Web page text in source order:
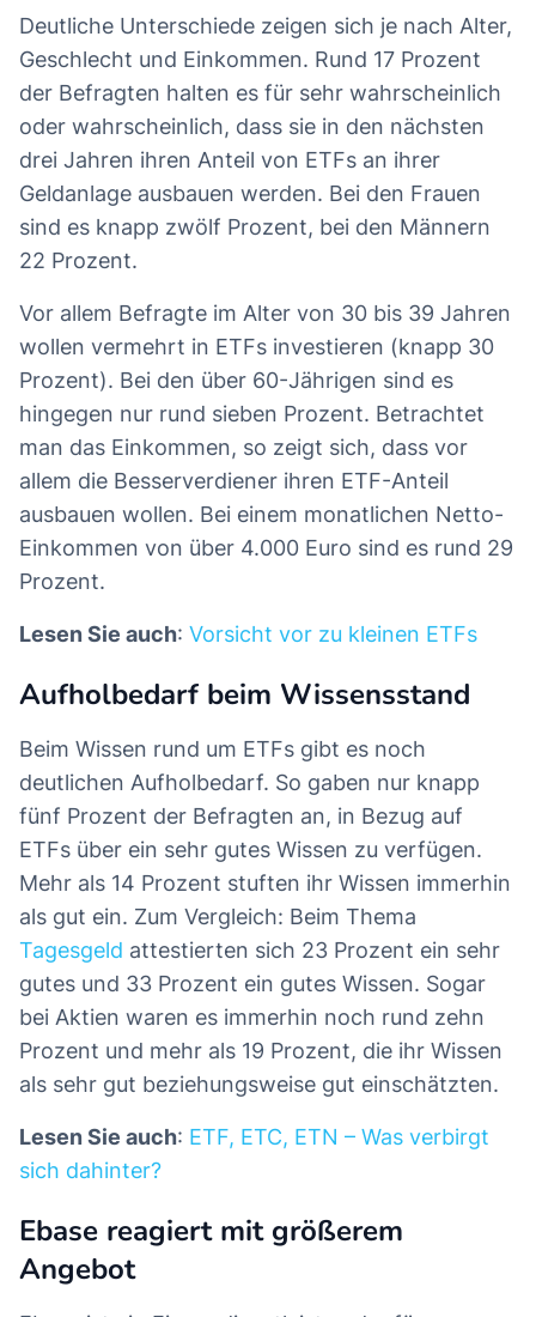
Deutliche Unterschiede zeigen sich je nach Alter,
Geschlecht und Einkommen. Rund 17 Prozent
der Befragten halten es für sehr wahrscheinlich
oder wahrscheinlich, dass sie in den nächsten
drei Jahren ihren Anteil von ETFs an ihrer
Geldanlage ausbauen werden. Bei den Frauen
sind es knapp zwölf Prozent, bei den Männern
22 Prozent.
Vor allem Befragte im Alter von 30 bis 39 Jahren
wollen vermehrt in ETFs investieren (knapp 30
Prozent). Bei den über 60-Jährigen sind es
hingegen nur rund sieben Prozent. Betrachtet
man das Einkommen, so zeigt sich, dass vor
allem die Besserverdiener ihren ETF-Anteil
ausbauen wollen. Bei einem monatlichen Netto-
Einkommen von über 4.000 Euro sind es rund 29
Prozent.
Lesen Sie auch: Vorsicht vor zu kleinen ETFs
Aufholbedarf beim Wissensstand
Beim Wissen rund um ETFs gibt es noch
deutlichen Aufholbedarf. So gaben nur knapp
fünf Prozent der Befragten an, in Bezug auf
ETFs über ein sehr gutes Wissen zu verfügen.
Mehr als 14 Prozent stuften ihr Wissen immerhin
als gut ein. Zum Vergleich: Beim Thema
Tagesgeld attestierten sich 23 Prozent ein sehr
gutes und 33 Prozent ein gutes Wissen. Sogar
bei Aktien waren es immerhin noch rund zehn
Prozent und mehr als 19 Prozent, die ihr Wissen
als sehr gut beziehungsweise gut einschätzten.
Lesen Sie auch: ETF, ETC, ETN – Was verbirgt
sich dahinter?
Ebase reagiert mit größerem
Angebot